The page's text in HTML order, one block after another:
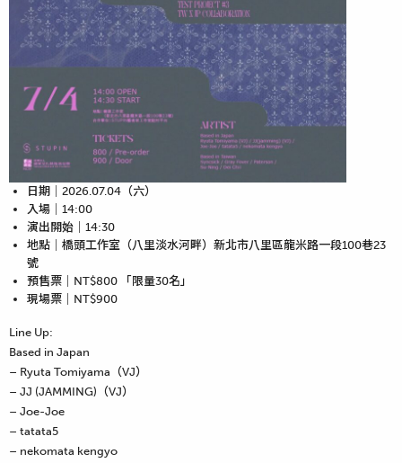
日期｜2026.07.04（六）
入場｜14:00
演出開始｜14:30
地點｜橋頭工作室（八里淡水河畔）新北市八里區龍米路一段100巷23
號
預售票｜NT$800 「限量30名」
現場票｜NT$900
Line Up:
Based in Japan
– Ryuta Tomiyama（VJ）
– JJ (JAMMING)（VJ）
– Joe-Joe
– tatata5
– nekomata kengyo